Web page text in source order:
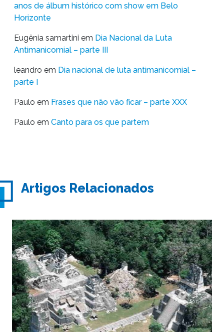
anos de álbum histórico com show em Belo
Horizonte
Eugênia samartini em Dia Nacional da Luta
Antimanicomial – parte III
leandro em Dia nacional de luta antimanicomial –
parte I
Paulo em Frases que não vão ficar – parte XXX
Paulo em Canto para os que partem
Artigos Relacionados